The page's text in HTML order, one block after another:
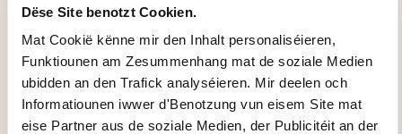
Dëse Site benotzt Cookien.
Mat Cookië kënne mir den Inhalt personaliséieren,
Funktiounen am Zesummenhang mat de soziale Medien
ubidden an den Trafick analyséieren. Mir deelen och
Informatiounen iwwer d'Benotzung vun eisem Site mat
eise Partner aus de soziale Medien, der Publicitéit an der
Formatiounsdomain
er zeréckzegoen